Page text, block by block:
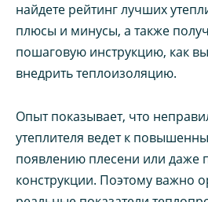
найдете рейтинг лучших
плюсы и минусы, а также
пошаговую инструкцию, как
внедрить теплоизоляцию.
Опыт показывает, что
утеплителя ведет к
появлению плесени или даже
конструкции. Поэтому важно